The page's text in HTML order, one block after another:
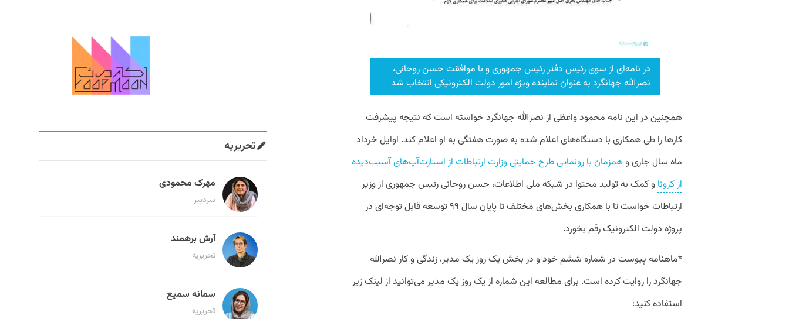
در نامه‌ای از سوی رئیس دفتر رئیس جمهوری و با موافقت حسن روحانی،
نصرالله جهانگرد به عنوان نماینده ویژه امور دولت الکترونیکی انتخاب شد
همچنین در این نامه محمود واعظی از نصرالله جهانگرد خواسته است که نتیجه پیشرفت
کارها را طی همکاری با دستگاه‌های اعلام شده به صورت هفتگی به او اعلام کند. اوایل خرداد
ماه سال جاری وهمزمان با رونمایی طرح حمایتی وزارت ارتباطات از استارت‌آپ‌های آسیب‌دیده
از کرونا و کمک به تولید محتوا در شبکه ملی اطلاعات، حسن روحانی رئیس جمهوری از وزیر
ارتباطات خواست تا با همکاری بخش‌های مختلف تا پایان سال ۹۹ توسعه قابل توجه‌ای در
پروژه دولت الکترونیک رقم بخورد.
*ماهنامه پیوست در شماره ششم خود و در بخش یک روز یک مدیر، زندگی و کار نصرالله
جهانگرد را روایت کرده است. برای مطالعه این شماره از یک روز یک مدیر می‌توانید از لینک زیر
استفاده کنید:
تحریریه
مهرک محمودی
سردبیر
آرش برهمند
تحریریه
سمانه سمیع
تحریریه